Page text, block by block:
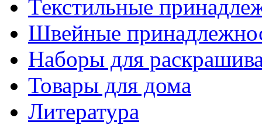
Текстильные
Швейные
Наборы для
Товары для дома
Литература